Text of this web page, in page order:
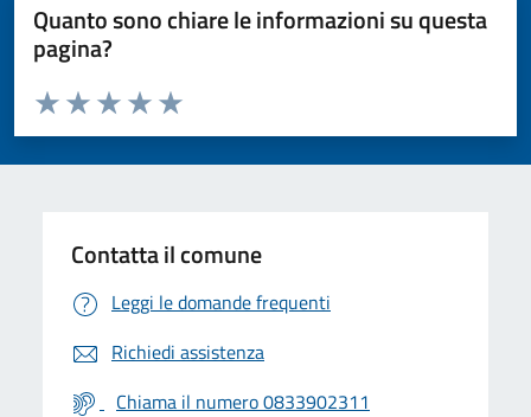
Quanto sono chiare le informazioni su questa
pagina?
Valuta da 1 a 5 stelle la pagina
Valuta 5 stelle su 5
Valuta 4 stelle su 5
Valuta 3 stelle su 5
Valuta 2 stelle su 5
Valuta 1 stelle su 5
Contatta il comune
Leggi le domande frequenti
Richiedi assistenza
Chiama il numero 0833902311